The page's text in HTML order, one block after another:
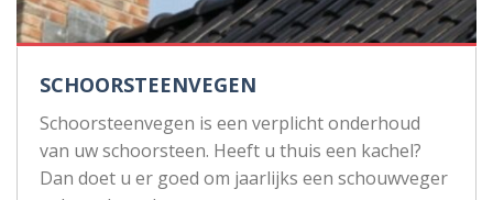
SCHOORSTEENVEGEN
Schoorsteenvegen is een verplicht onderhoud
van uw schoorsteen. Heeft u thuis een kachel?
Dan doet u er goed om jaarlijks een schouwveger